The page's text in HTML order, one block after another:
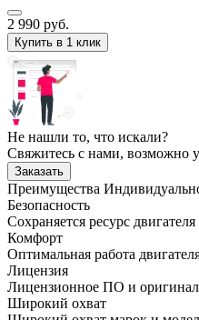
2 990 руб.
Купить в 1 клик
Не нашли то, что искали?
Свяжитесь с нами, возможно
Заказать
Преимущества
Безопасность
Сохраняется ресурс
Комфорт
Оптимальная работа
Лицензия
Лицензионное ПО и
Широкий охват